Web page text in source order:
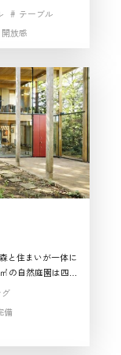
はない世界観をつ
まで幅広く対応
テーブル
開放感
と住まいが一体に
の自然庭園は四季
った生活空間は、
を作れる 撮影スタ
ションでありなが
ライフスタイル撮
グ
備